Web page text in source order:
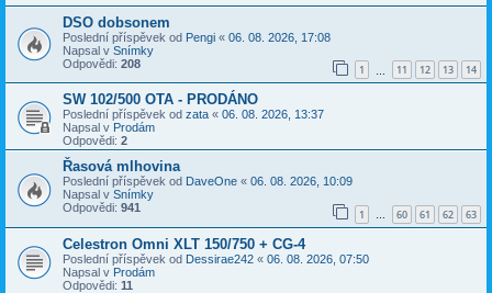
DSO dobsonem
Poslední příspěvek od Pengi « 06. 08. 2026, 17:08
Napsal v Snímky
Odpovědi: 208 1 11 12 13 14
SW 102/500 OTA - PRODÁNO
Poslední příspěvek od zata « 06. 08. 2026, 13:37
Napsal v Prodám
Odpovědi: 2
Řasová mlhovina
Poslední příspěvek od DaveOne « 06. 08. 2026, 10:09
Napsal v Snímky
Odpovědi: 941 1 … 60 61 62 63
Celestron Omni XLT 150/750 + CG-4
Poslední příspěvek od Dessirae242 « 06. 08. 2026, 07:50
Napsal v Prodám
Odpovědi: 11